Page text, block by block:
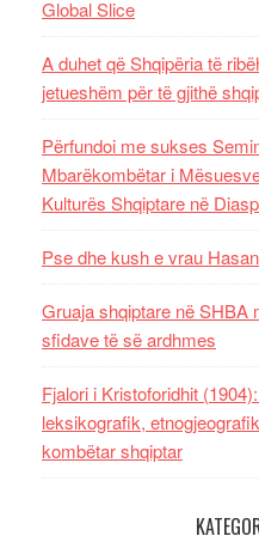
Global Slice
A duhet që Shqipëria të
jetueshëm për të gjithë
Përfundoi me sukses
Mbarëkombëtar i
Kulturës Shqiptare në
Pse dhe kush e vrau
Gruaja shqiptare në SHBA
sfidave të së ardhmes
Fjalori i Kristoforidhit
leksikografik,
kombëtar shqiptar